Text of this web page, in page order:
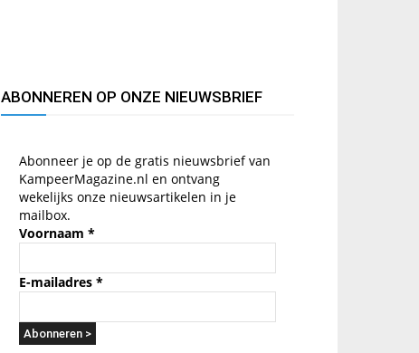
ABONNEREN OP ONZE NIEUWSBRIEF
Abonneer je op de gratis nieuwsbrief van
KampeerMagazine.nl en ontvang
wekelijks onze nieuwsartikelen in je
mailbox.
Voornaam *
E-mailadres *